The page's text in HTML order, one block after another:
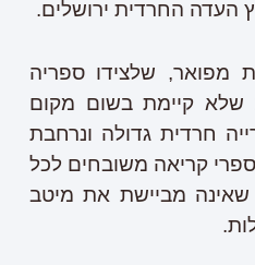
העדה החרדית ירושלים.
מפואר, שלצידו ספריה
שלא קיימת בשום מקום
חרדית גדולה ונרחבת
קריאה משובחים לכל
שאינה מביישת את מיטב